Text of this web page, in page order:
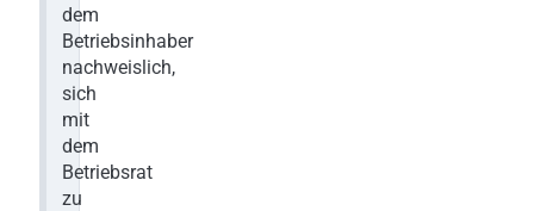
dem
Betriebsinhaber
nachweislich,
sich
mit
dem
Betriebsrat
zu